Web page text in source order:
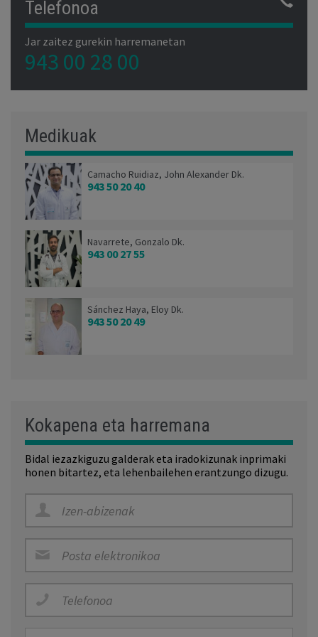
Telefonoa
Jar zaitez gurekin harremanetan
943 00 28 00
Medikuak
Camacho Ruidiaz, John Alexander Dk.
943 50 20 40
Navarrete, Gonzalo Dk.
943 00 27 55
Sánchez Haya, Eloy Dk.
943 50 20 49
Kokapena eta harremana
Bidal iezazkiguzu galderak eta iradokizunak inprimaki
honen bitartez, eta lehenbailehen erantzungo dizugu.